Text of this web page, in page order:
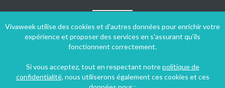
Vivaweek utilise des cookies et d'autres données pour enrichir votre
expérience et proposer des services en s'assurant qu'ils
fonctionnent correctement.
Si vous acceptez, tout en respectant notrepolitique de
confidentialité, nous utiliserons également ces cookies et ces